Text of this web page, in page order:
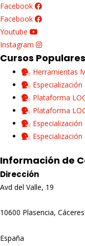
Facebook
Facebook
Youtube
Instagram
Cursos Populares
Herramientas
Plataforma
Plataforma
Información de
Dirección
Avd del Valle, 19
10600 Plasencia, Cáceres
España